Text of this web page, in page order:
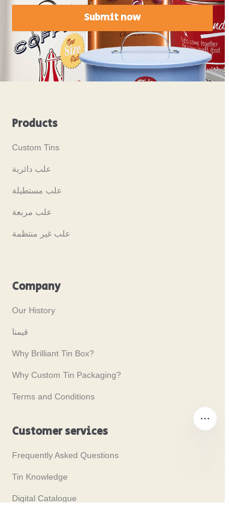
Submit now
Products
Custom Tins
علب دائرية
علب مستطيلة
علب مربعة
علب غير منتظمة
Company
Our History
قيمنا
Why Brilliant Tin Box?
Why Custom Tin Packaging?
Terms and Conditions
Customer services
Frequently Asked Questions
Tin Knowledge
Digital Catalogue
AR